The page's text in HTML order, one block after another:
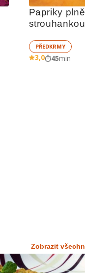
Papriky
strouhankou
PŘEDKRMY
3,0 45min
Zobrazit